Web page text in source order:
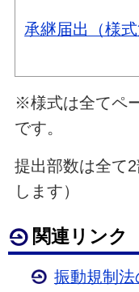
承継届出（様式
※様式は全てペ
です。
提出部数は全て
します）
関連リンク
振動規制